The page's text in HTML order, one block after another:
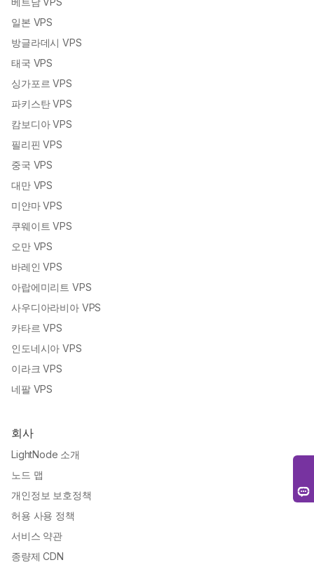
일본 VPS
방글라데시 VPS
태국 VPS
싱가포르 VPS
파키스탄 VPS
캄보디아 VPS
필리핀 VPS
중국 VPS
대만 VPS
미얀마 VPS
쿠웨이트 VPS
오만 VPS
바레인 VPS
아랍에미리트 VPS
사우디아라비아 VPS
카타르 VPS
인도네시아 VPS
이라크 VPS
네팔 VPS
회사
LightNode 소개
노드 맵
개인정보 보호정책
허용 사용 정책
서비스 약관
종량제 CDN